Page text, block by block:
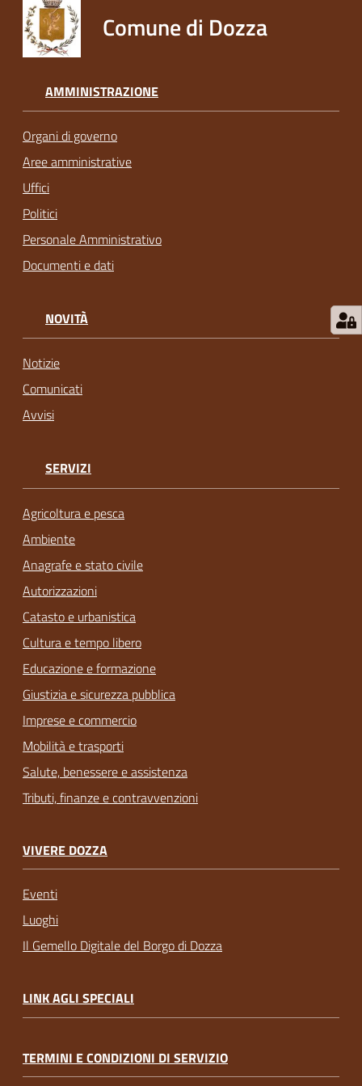
Comune di Dozza
AMMINISTRAZIONE
Organi di governo
Aree amministrative
Uffici
Politici
Personale Amministrativo
Documenti e dati
NOVITÀ
Notizie
Comunicati
Avvisi
SERVIZI
Agricoltura e pesca
Ambiente
Anagrafe e stato civile
Autorizzazioni
Catasto e urbanistica
Cultura e tempo libero
Educazione e formazione
Giustizia e sicurezza pubblica
Imprese e commercio
Mobilità e trasporti
Salute, benessere e assistenza
Tributi, finanze e contravvenzioni
VIVERE DOZZA
Eventi
Luoghi
Il Gemello Digitale del Borgo di Dozza
LINK AGLI SPECIALI
TERMINI E CONDIZIONI DI SERVIZIO